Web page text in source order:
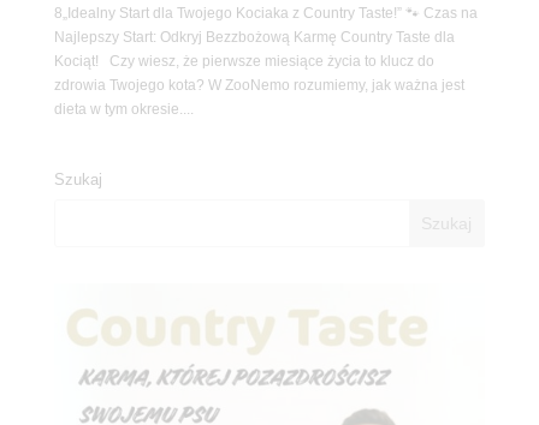
8„Idealny Start dla Twojego Kociaka z Country Taste!” 🐾 Czas na
Najlepszy Start: Odkryj Bezzbożową Karmę Country Taste dla
Kociąt! Czy wiesz, że pierwsze miesiące życia to klucz do
zdrowia Twojego kota? W ZooNemo rozumiemy, jak ważna jest
dieta w tym okresie....
Szukaj